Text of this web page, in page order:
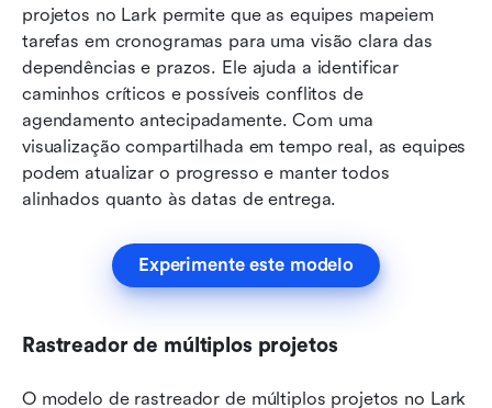
projetos no Lark permite que as equipes mapeiem
tarefas em cronogramas para uma visão clara das
dependências e prazos. Ele ajuda a identificar
caminhos críticos e possíveis conflitos de
agendamento antecipadamente. Com uma
visualização compartilhada em tempo real, as equipes
podem atualizar o progresso e manter todos
alinhados quanto às datas de entrega.
Experimente este modelo
Rastreador de múltiplos projetos
O modelo de rastreador de múltiplos projetos no Lark